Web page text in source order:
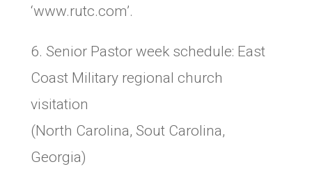
‘www.rutc.com’.
6. Senior Pastor week schedule: East
Coast Military regional church
visitation
(North Carolina, Sout Carolina,
Georgia)